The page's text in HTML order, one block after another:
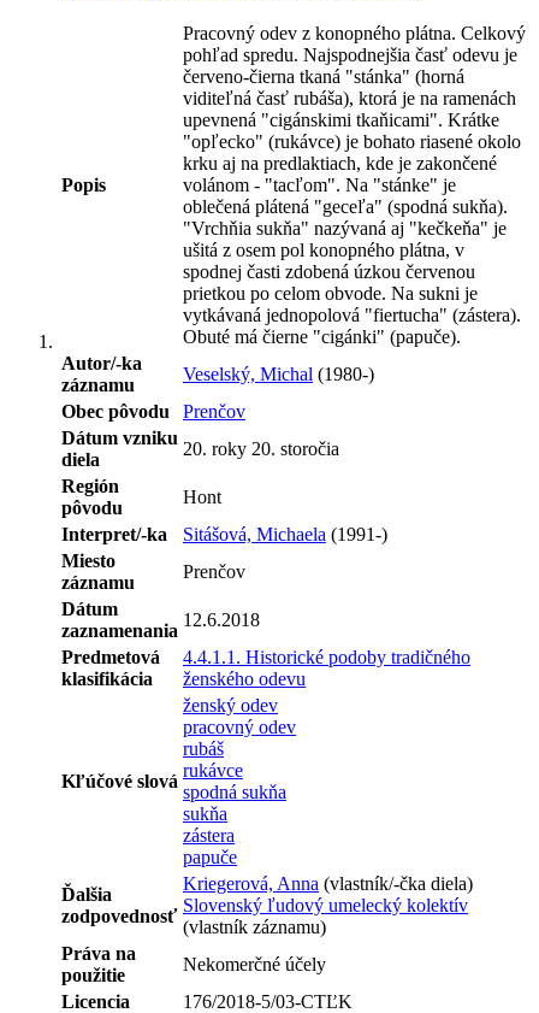
Popis
Pracovný odev z konopného plátna. Celkový
pohľad spredu. Najspodnejšia časť odevu je
červeno-čierna tkaná "stánka" (horná
viditeľná časť rubáša), ktorá je na ramenách
upevnená "cigánskimi tkaňicami". Krátke
"opľecko" (rukávce) je bohato riasené okolo
krku aj na predlaktiach, kde je zakončené
volánom - "tacľom". Na "stánke" je
oblečená plátená "geceľa" (spodná sukňa).
"Vrchňia sukňa" nazývaná aj "kečkeňa" je
ušitá z osem pol konopného plátna, v
spodnej časti zdobená úzkou červenou
prietkou po celom obvode. Na sukni je
vytkávaná jednopolová "fiertucha" (zástera).
Obuté má čierne "cigánki" (papuče).
Autor/-ka
záznamu
Veselský, Michal (1980-)
Obec pôvodu
Prenčov
Dátum vzniku
diela
20. roky 20. storočia
Región
pôvodu
Hont
Interpret/-ka
Sitášová, Michaela (1991-)
Miesto
záznamu
Prenčov
Dátum
zaznamenania
12.6.2018
Predmetová
klasifikácia
4.4.1.1. Historické podoby tradičného
ženského odevu
Kľúčové slová
ženský odev
pracovný odev
rubáš
rukávce
spodná sukňa
sukňa
zástera
papuče
Ďalšia
zodpovednosť
Kriegerová, Anna (vlastník/-čka diela)
Slovenský ľudový umelecký kolektív
(vlastník záznamu)
Práva na
použitie
Nekomerčné účely
Licencia
176/2018-5/03-CTĽK